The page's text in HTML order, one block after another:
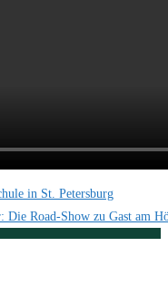
in St. Petersburg
Die Road-Show zu Gast am